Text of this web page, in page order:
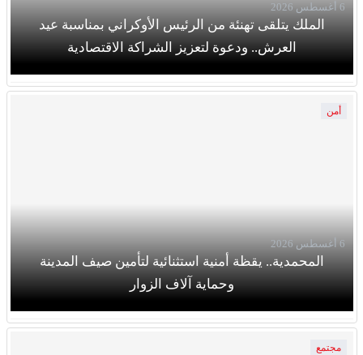
الملك يتلقى تهنئة من الرئيس الأوكراني بمناسبة عيد
العرش.. ودعوة لتعزيز الشراكة الاقتصادية
6 أغسطس 2026
أمن
المحمدية.. يقظة أمنية استثنائية لتأمين صيف المدينة
وحماية آلاف الزوار
6 أغسطس 2026
مجتمع